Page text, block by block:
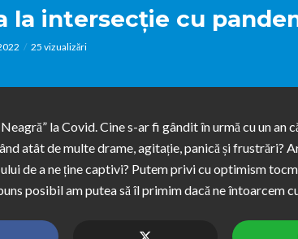
la intersecție cu
25 vizualizări
la Covid. Cine s-ar fi gândit în urmă cu un an
atât de multe drame, agitație, panică și frustrări?
de a ne ține captivi? Putem privi cu optimism
posibil am putea să îl primim dacă ne întoarcem